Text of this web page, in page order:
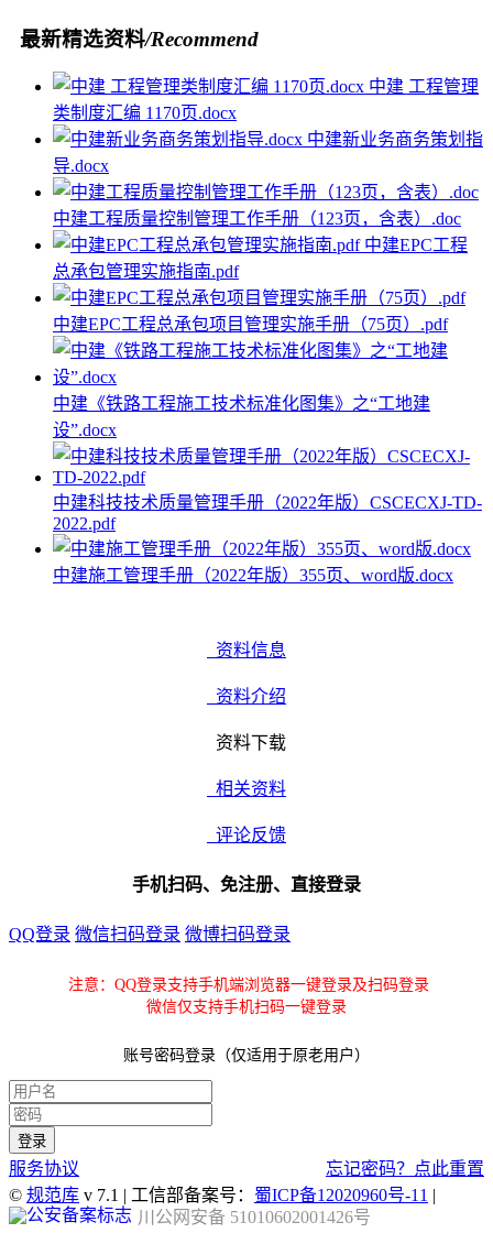
最新精选资料/Recommend
中建 工程管理
类制度汇编 1170页.docx
中建新业务商务策划指
导.docx
中建工程质量控制管理工作手册（123页，含表）.doc
中建EPC工程
总承包管理实施指南.pdf
中建EPC工程总承包项目管理实施手册（75页）.pdf
中建《铁路工程施工技术标准化图集》之“工地建
设”.docx
中建科技技术质量管理手册（2022年版）CSCECXJ-TD-
2022.pdf
中建施工管理手册（2022年版）355页、word版.docx
资料信息
资料介绍
资料下载
相关资料
评论反馈
手机扫码、免注册、直接登录
QQ登录 微信扫码登录 微博扫码登录
注意：QQ登录支持手机端浏览器一键登录及扫码登录
微信仅支持手机扫码一键登录
账号密码登录（仅适用于原老用户）
服务协议
忘记密码？点此重置
© 规范库 v 7.1 | 工信部备案号： 蜀ICP备12020960号-11 |
川公网安备 51010602001426号